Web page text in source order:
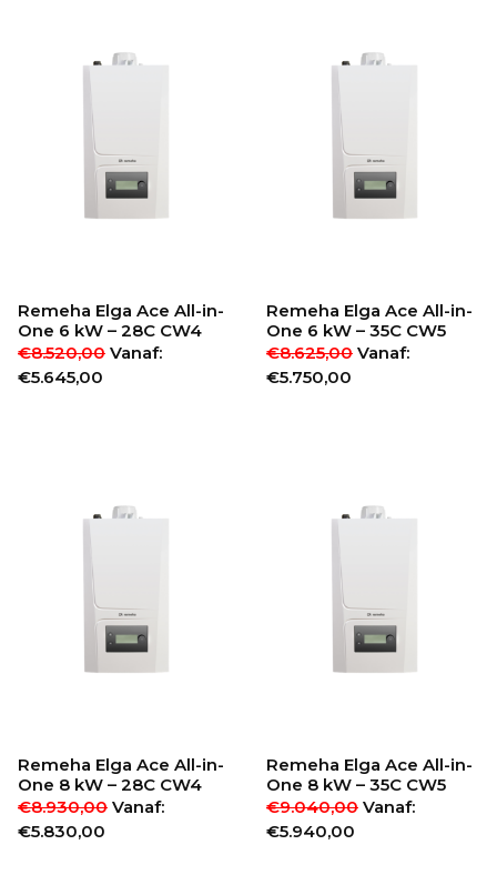
Remeha Elga Ace All-in-
One 6 kW – 28C CW4
€8.520,00 Vanaf:
€5.645,00
Remeha Elga Ace All-in-
One 6 kW – 35C CW5
€8.625,00 Vanaf:
€5.750,00
Remeha Elga Ace All-in-
One 8 kW – 28C CW4
€8.930,00 Vanaf:
€5.830,00
Remeha Elga Ace All-in-
One 8 kW – 35C CW5
€9.040,00 Vanaf:
€5.940,00